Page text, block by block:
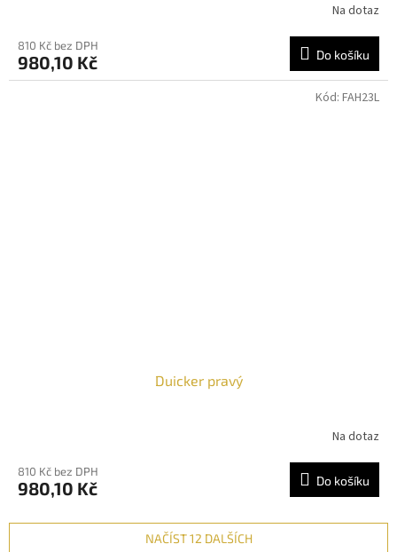
Na dotaz
810 Kč bez DPH
980,10 Kč Do košíku
Duicker pravý
Na dotaz
810 Kč bez DPH
980,10 Kč Do košíku
Kód: FAH23L
NAČÍST 12 DALŠÍCH